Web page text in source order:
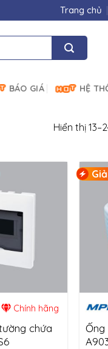
Trang chủ
BÁO GIÁ HỆ
Hiển thị
Chính hãng
chứa
Ống